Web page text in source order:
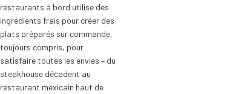
restaurants à bord utilise des
ingrédients frais pour créer des
plats préparés sur commande,
toujours compris, pour
satisfaire toutes les envies – du
steakhouse décadent au
restaurant mexicain haut de